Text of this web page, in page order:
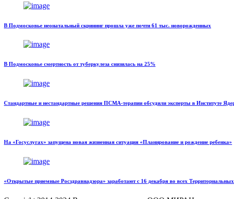
В Подмосковье неонатальный скрининг прошла уже почти 61 тыс. новорожденных
В Подмосковье смертность от туберкулеза снизилась на 25%
Стандартные и нестандартные решения ПСМА-терапии обсудили эксперты в Институте
На «Госуслугах» запущена новая жизненная ситуация «Планирование и рождение ребенка»
«Открытые приемные Росздравнадзора» заработают с 16 декабря во всех